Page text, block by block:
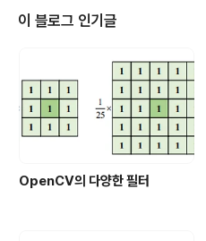
이 블로그 인기글
OpenCV의 다양한 필터